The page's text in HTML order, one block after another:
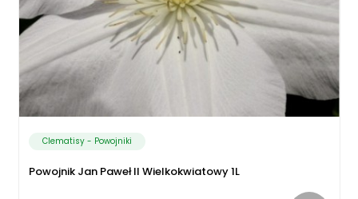
Clematisy - Powojniki
Powojnik Jan Paweł II Wielkokwiatowy 1L